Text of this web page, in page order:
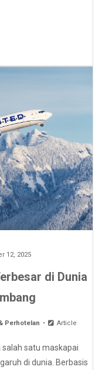
12, 2025
di Dunia
Perhotelan Article
satu maskapai
di dunia. Berbasis